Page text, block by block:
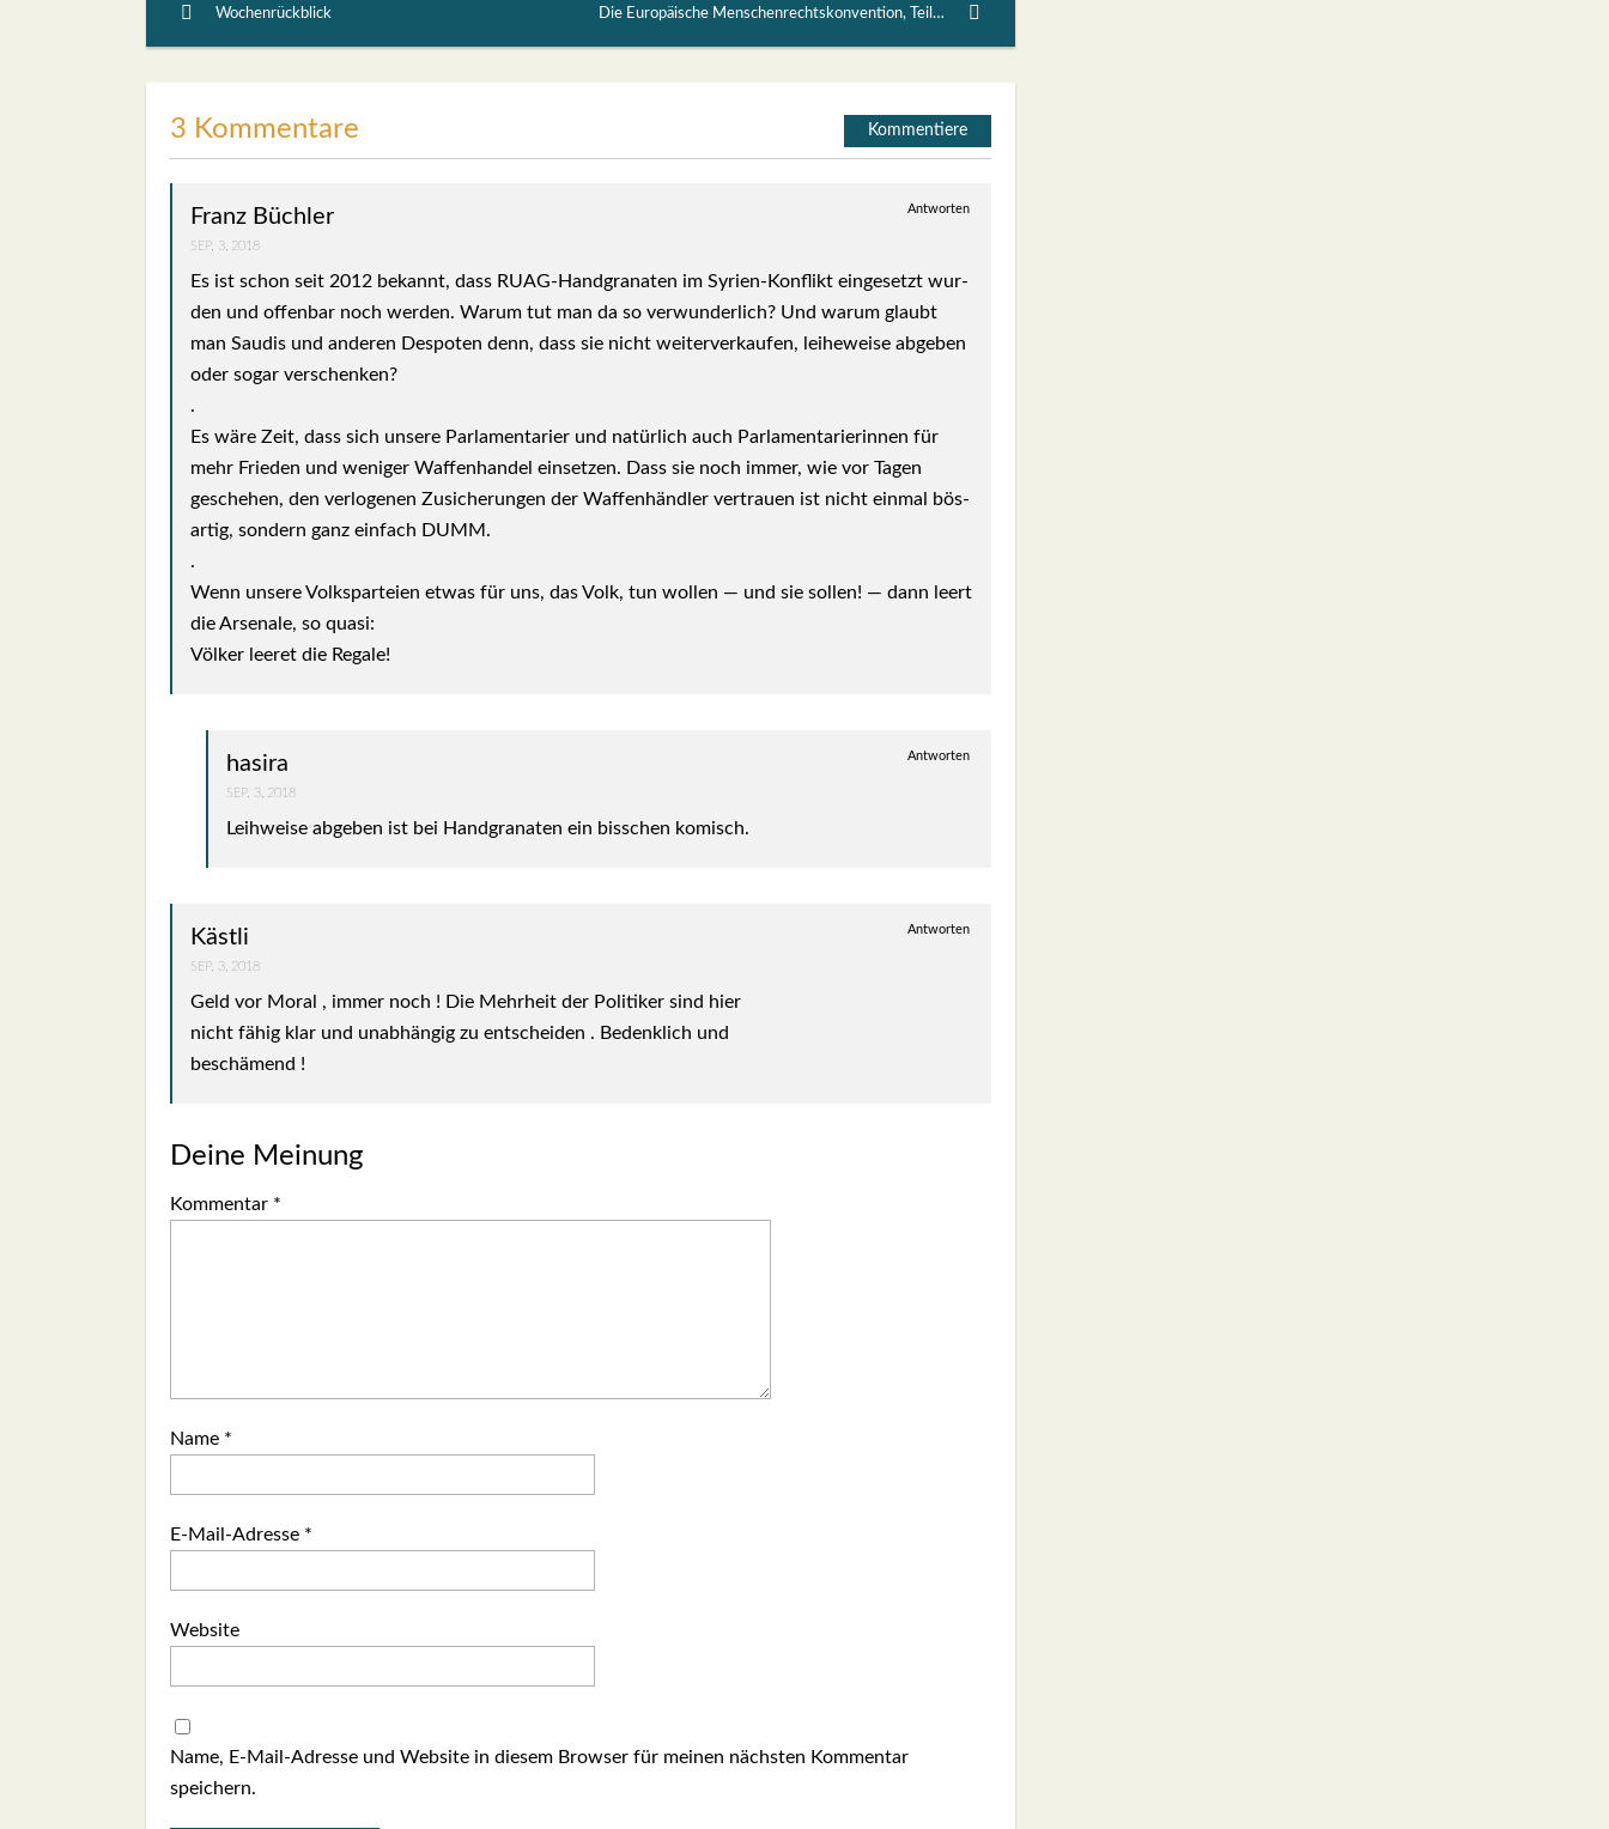
Wochenrückblick Die Europäische Menschenrechtskonvention, Teil 1: Es begann mit einer Erstaugustrede
3 Kommentare Kommentiere
Franz Büchler Antworten
SEP. 3, 2018
Es ist schon seit 2012 bekannt, dass RUAG-Hand­gra­na­ten im Syri­en-Kon­flikt ein­ge­setzt wur­
den und offen­bar noch wer­den. War­um tut man da so ver­wun­der­lich? Und war­um glaubt
man Sau­dis und ande­ren Des­po­ten denn, dass sie nicht wei­ter­ver­kau­fen, lei­he­wei­se abge­ben
oder sogar ver­schen­ken?
.
Es wäre Zeit, dass sich unse­re Par­la­men­ta­ri­er und natür­lich auch Par­la­men­ta­rie­rin­nen für
mehr Frie­den und weni­ger Waf­fen­han­del ein­set­zen. Dass sie noch immer, wie vor Tagen
gesche­hen, den ver­lo­ge­nen Zusi­che­run­gen der Waf­fen­händ­ler ver­trau­en ist nicht ein­mal bös­
ar­tig, son­dern ganz ein­fach DUMM.
.
Wenn unse­re Volks­par­tei­en etwas für uns, das Volk, tun wol­len — und sie sol­len! — dann leert
die Arse­na­le, so qua­si:
Völ­ker leeret die Rega­le!
hasira Antworten
SEP. 3, 2018
Leih­wei­se abge­ben ist bei Hand­gra­na­ten ein biss­chen komisch.
Kästli Antworten
SEP. 3, 2018
Geld vor Moral , immer noch ! Die Mehr­heit der Poli­ti­ker sind hier
nicht fähig klar und unab­hän­gig zu ent­schei­den . Bedenk­lich und
beschä­mend !
Deine Meinung
Kommentar *
Name *
E-Mail-Adresse *
Website
Name, E-Mail-Adresse und Website in diesem Browser für meinen nächsten Kommentar
speichern.